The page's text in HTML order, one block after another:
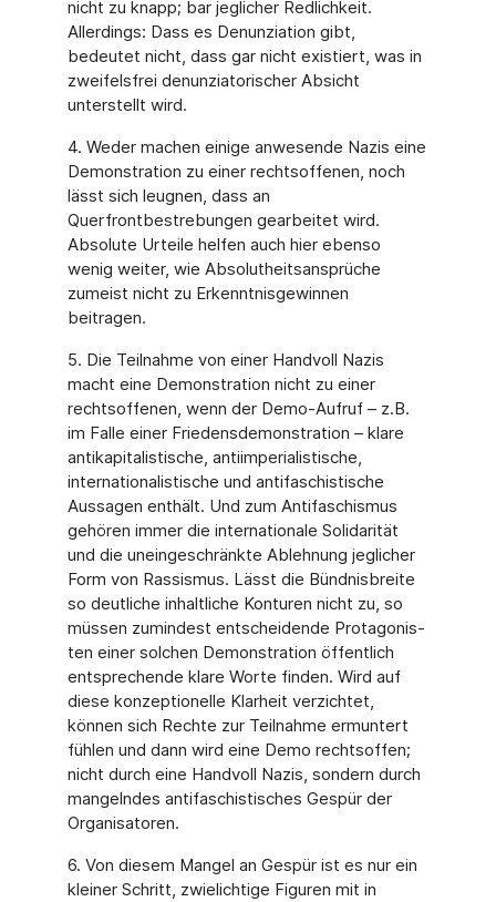
nicht zu knapp; bar jeglicher Redlichkeit.
Allerdings: Dass es Denunziation gibt,
bedeutet nicht, dass gar nicht existiert, was in
zweifelsfrei denunziatorischer Absicht
unterstellt wird.
4. Weder machen einige anwesende Nazis eine
Demonstration zu einer rechtsoffenen, noch
lässt sich leugnen, dass an
Querfrontbestrebungen gearbeitet wird.
Absolute Urteile helfen auch hier ebenso
wenig weiter, wie Absolutheitsansprüche
zumeist nicht zu Erkenntnisgewinnen
beitragen.
5. Die Teilnahme von einer Handvoll Nazis
macht eine Demonstration nicht zu einer
rechtsoffenen, wenn der Demo-Aufruf – z.B.
im Falle einer Friedensdemonstration – klare
antikapitalistische, antiimperialistische,
internationalistische und antifaschistische
Aussa­gen enthält. Und zum Antifaschismus
gehören immer die internationale Solidarität
und die uneingeschränkte Ablehnung jeglicher
Form von Rassismus. Lässt die Bündnisbreite
so deutliche inhaltliche Konturen nicht zu, so
müssen zumindest entscheidende Protagonis­
ten einer solchen Demonstration öffentlich
entsprechende klare Worte finden. Wird auf
diese konzeptionelle Klarheit verzichtet,
können sich Rechte zur Teilnahme ermuntert
füh­len und dann wird eine Demo rechtsoffen;
nicht durch eine Handvoll Nazis, sondern durch
mangelndes antifaschistisches Gespür der
Organisatoren.
6. Von diesem Mangel an Gespür ist es nur ein
kleiner Schritt, zwielichtige Figuren mit in